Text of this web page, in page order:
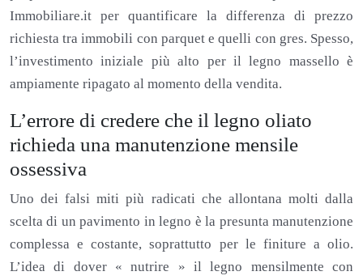
Immobiliare.it per quantificare la differenza di prezzo
richiesta tra immobili con parquet e quelli con gres. Spesso,
l’investimento iniziale più alto per il legno massello è
ampiamente ripagato al momento della vendita.
L’errore di credere che il legno oliato
richieda una manutenzione mensile
ossessiva
Uno dei falsi miti più radicati che allontana molti dalla
scelta di un pavimento in legno è la presunta manutenzione
complessa e costante, soprattutto per le finiture a olio.
L’idea di dover « nutrire » il legno mensilmente con